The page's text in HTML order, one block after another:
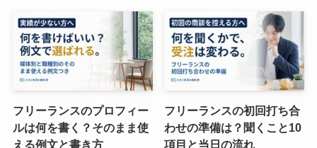
フリーランスのプロフィー
ルは何を書く？そのまま使
える例文と書き方
フリーランスの初回打ち合
わせの準備は？聞くこと10
項目と当日の流れ